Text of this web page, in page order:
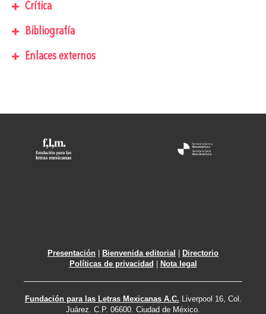
Crítica
Bibliografía
Enlaces externos
Presentación Bienvenida editorial
Directorio
Políticas de privacidad
Nota legal
Fundación para las Letras Mexicanas A.C. Liverpool 16, Col.
Juárez. C.P. 06600. Ciudad de México.